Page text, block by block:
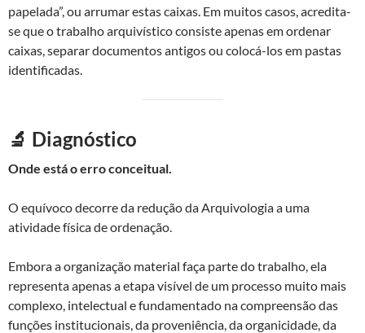
papelada”, ou arrumar estas caixas. Em muitos casos, acredita-
se que o trabalho arquivístico consiste apenas em ordenar
caixas, separar documentos antigos ou colocá-los em pastas
identificadas.
🔬 Diagnóstico
Onde está o erro conceitual.
O equívoco decorre da redução da Arquivologia a uma
atividade física de ordenação.
Embora a organização material faça parte do trabalho, ela
representa apenas a etapa visível de um processo muito mais
complexo, intelectual e fundamentado na compreensão das
funções institucionais, da proveniência, da organicidade, da